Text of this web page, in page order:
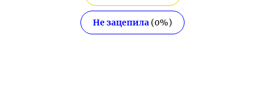
Не зацепила (0%)